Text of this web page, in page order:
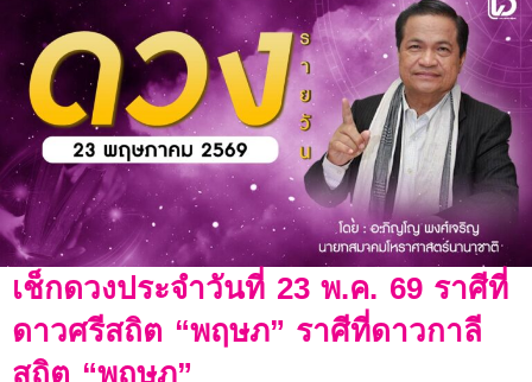
เช็กดวงประจำวันที่ 23 พ.ค. 69 ราศีที่
ดาวศรีสถิต “พฤษภ” ราศีที่ดาวกาลี
สถิต “พฤษภ”